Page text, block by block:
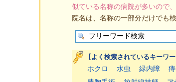
似ている名称の病院が多いので
院名は、名称の一部分だけでも
【よく検索されているキーワー
ホクロ 水虫 緑内障